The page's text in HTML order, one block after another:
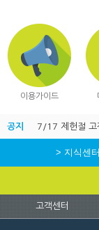
이용가이드
공지 7/17 제헌절 고
> 지식센터
고객센터